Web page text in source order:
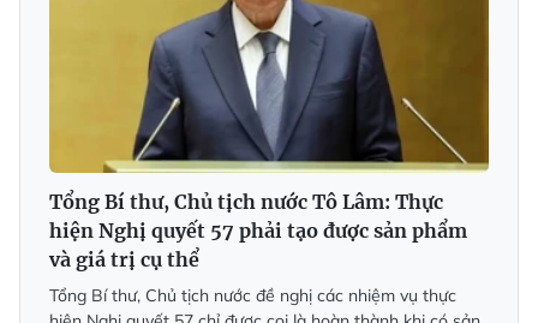
Tổng Bí thư, Chủ tịch nước Tô Lâm: Thực
hiện Nghị quyết 57 phải tạo được sản phẩm
và giá trị cụ thể
Tổng Bí thư, Chủ tịch nước đề nghị các nhiệm vụ thực